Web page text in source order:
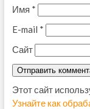
Имя *
E-mail *
Сайт
Этот сайт
Узнайте как